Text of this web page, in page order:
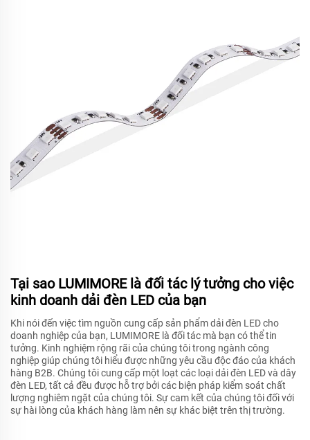
Tại sao LUMIMORE là đối tác lý tưởng cho việc
kinh doanh dải đèn LED của bạn
Khi nói đến việc tìm nguồn cung cấp sản phẩm dải đèn LED cho
doanh nghiệp của bạn, LUMIMORE là đối tác mà bạn có thể tin
tưởng. Kinh nghiệm rộng rãi của chúng tôi trong ngành công
nghiệp giúp chúng tôi hiểu được những yêu cầu độc đáo của khách
hàng B2B. Chúng tôi cung cấp một loạt các loại dải đèn LED và dây
đèn LED, tất cả đều được hỗ trợ bởi các biện pháp kiểm soát chất
lượng nghiêm ngặt của chúng tôi. Sự cam kết của chúng tôi đối với
sự hài lòng của khách hàng làm nên sự khác biệt trên thị trường.